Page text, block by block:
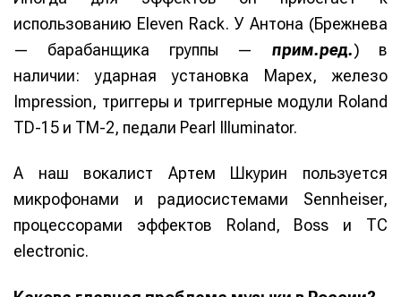
Информация
Реклама
Информация
Реклама
использованию Eleven Rack. У Антона (Брежнева
— барабанщика группы — прим.ред.) в
наличии: ударная установка Mapex, железо
Impression, триггеры и триггерные модули Roland
TD-15 и TM-2, педали Pearl Illuminator.
А наш вокалист Артем Шкурин пользуется
микрофонами и радиосистемами Sennheiser,
процессорами эффектов Roland, Boss и TC
electronic.